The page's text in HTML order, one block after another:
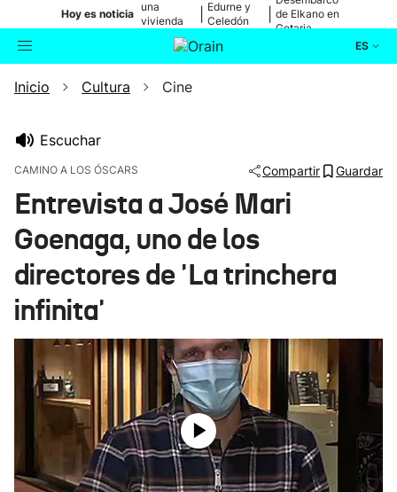
Hoy es noticia
una
vivienda
de Bilbao
Edurne y
Celedón
de Elkano en
Getaria
ES
Buscador Actualidad
Ikusmiran
Eguraldia
Inicio Cultura Cine
Escuchar
CAMINO A LOS ÓSCARS Compartir Guardar
Entrevista a José Mari
Goenaga, uno de los
directores de 'La trinchera
infinita'